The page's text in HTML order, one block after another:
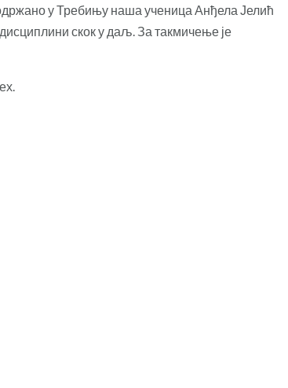
у Требињу наша ученица Анђела Јелић
скок у даљ. За такмичење је